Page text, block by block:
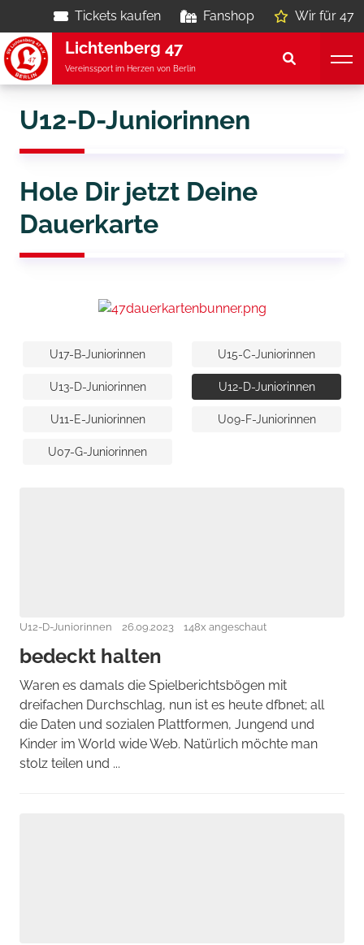
Tickets kaufen Fanshop Wir für 47
Lichtenberg 47
Vereinssport im Herzen von Berlin
U12-D-Juniorinnen
Hole Dir jetzt Deine
Dauerkarte
U17-B-Juniorinnen U15-C-Juniorinnen
U13-D-Juniorinnen U12-D-Juniorinnen
U11-E-Juniorinnen U09-F-Juniorinnen
U07-G-Juniorinnen
U12-D-Juniorinnen 26.09.2023 148x angeschaut
bedeckt halten
Waren es damals die Spielberichtsbögen mit
dreifachen Durchschlag, nun ist es heute dfbnet; all
die Daten und sozialen Plattformen, Jungend und
Kinder im World wide Web. Natürlich möchte man
stolz teilen und ...